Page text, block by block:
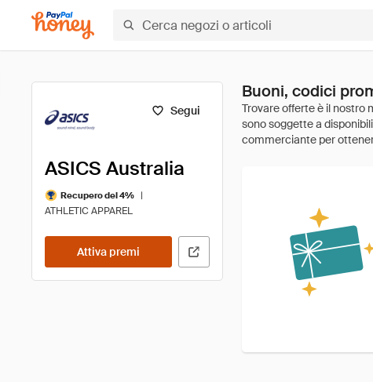
Segui
ASICS Australia
Recupero del 4%
|
ATHLETIC APPAREL
Attiva premi
Buoni, codici